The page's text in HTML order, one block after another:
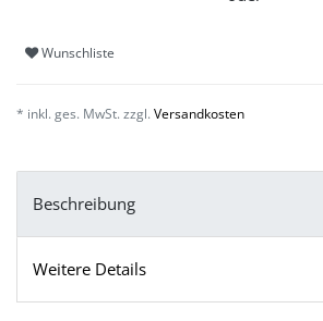
Wunschliste
* inkl. ges. MwSt. zzgl. Versandkosten
Beschreibung
Weitere Details